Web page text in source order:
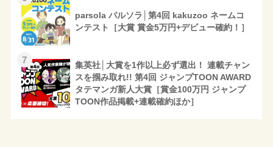
parsola パルソラ│第4回 kakuzoo ネームコ
ンテスト［大賞 賞金5万円+デビュー確約！］
7
集英社│大賞を1作以上必ず選出！ 連載チャン
スを掴み取れ!! 第4回 ジャンプTOON AWARD
タテマンガ新人大賞［賞金100万円 ジャンプ
TOON作品掲載+連載確約ほか］